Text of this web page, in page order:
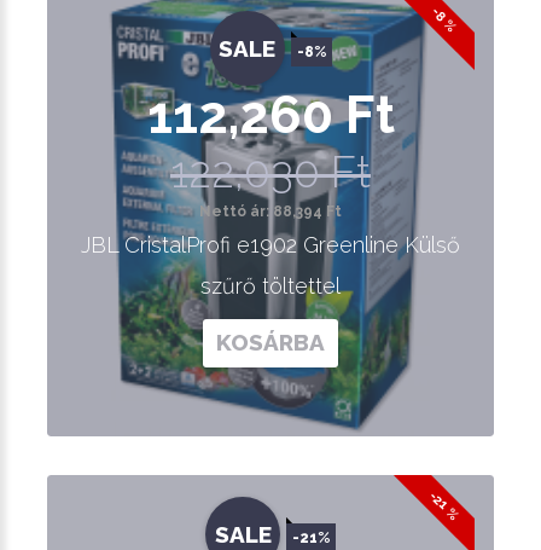
-8 %
SALE -8%
112,260 Ft
122,030 Ft
Nettó ár: 88,394 Ft
JBL CristalProfi e1902 Greenline Külső
szűrő töltettel
KOSÁRBA
-21 %
SALE -21%